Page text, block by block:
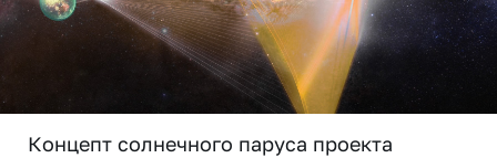
Концепт солнечного паруса проекта